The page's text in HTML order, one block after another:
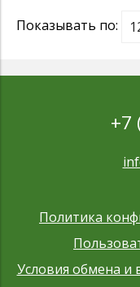
Показывать по:
+7
Политика
Условия обмена и